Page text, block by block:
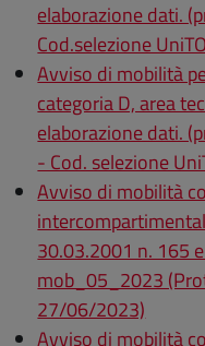
elaborazione dati.
Cod.selezione
Avviso di mobilità
categoria D, area
elaborazione dati.
- Cod. selezione
Avviso di mobilità
30.03.2001 n. 165
mob_05_2023
27/06/2023)
Avviso di mobilità